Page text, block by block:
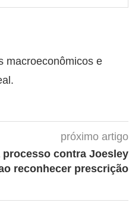
macroeconômicos e
próximo artigo
processo contra Joesley
reconhecer prescrição